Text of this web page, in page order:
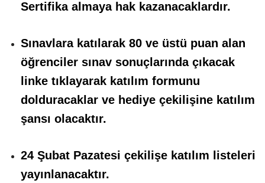
Sertifika almaya hak kazanacaklardır.
Sınavlara katılarak 80 ve üstü puan alan
öğrenciler sınav sonuçlarında çıkacak
linke tıklayarak katılım formunu
dolduracaklar ve hediye çekilişine katılım
şansı olacaktır.
24 Şubat Pazatesi çekilişe katılım listeleri
yayınlanacaktır.